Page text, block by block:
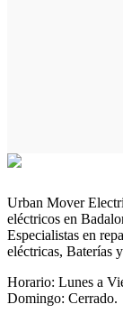
Urban Mover
eléctricos en
Especialistas en
eléctricas, Baterías
Horario: Lunes a
Domingo: Cerrado.